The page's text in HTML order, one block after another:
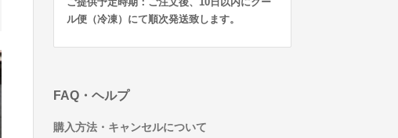
ル便（冷凍）にて順次発送致します。
FAQ・ヘルプ
購入方法・キャンセルについて